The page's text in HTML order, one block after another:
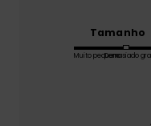
Tamanho
Muito pequenoDemasiado